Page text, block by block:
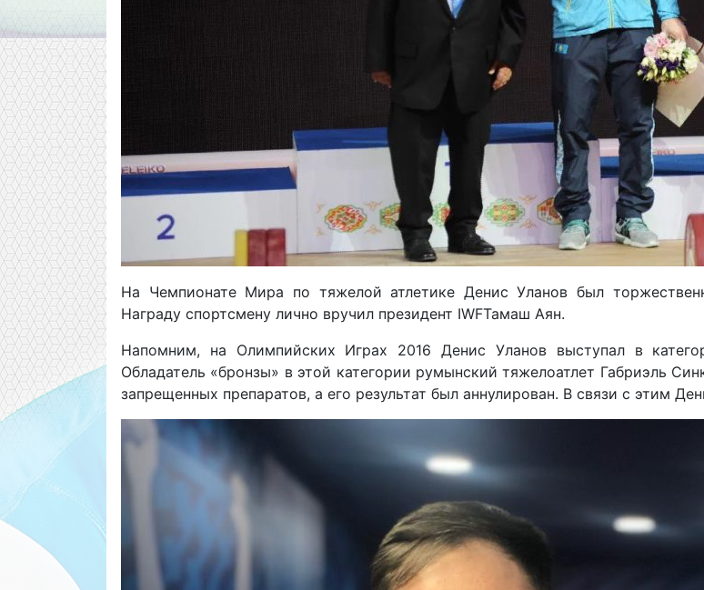
На Чемпионате Мира по тяжелой атлетике Денис Уланов был
Награду спортсмену лично вручил президент IWFТамаш Аян.
Напомним, на Олимпийских Играх 2016 Денис Уланов выступал в
Обладатель «бронзы» в этой категории румынский тяжелоатлет Габриэль
запрещенных препаратов, а его результат был аннулирован. В связи с этим